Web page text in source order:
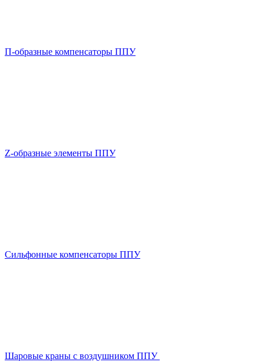
П-образные компенсаторы ППУ
Z-образные элементы ППУ
Сильфонные компенсаторы ППУ
Шаровые краны с воздушником ППУ